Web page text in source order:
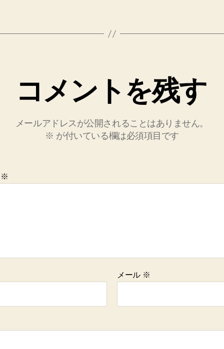
コメントを残す
メールアドレスが公開されることはありません。
※ が付いている欄は必須項目です
※
メール ※